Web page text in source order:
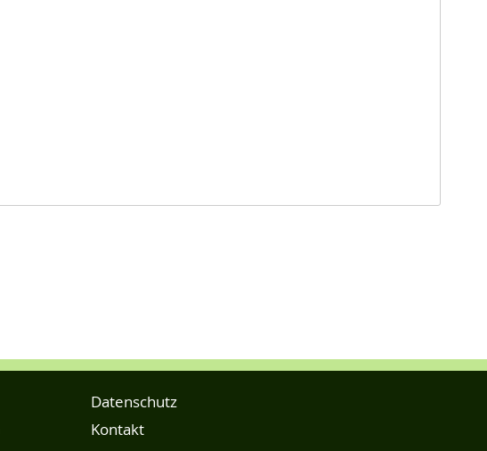
Datenschutz
Kontakt